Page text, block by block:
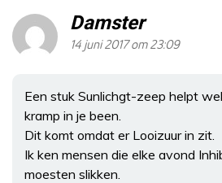
Damster
14 juni 2017 om 23:09
Een stuk Sunlichgt-zeep helpt
kramp in je been.
Dit komt omdat er Looizuur in zit.
Ik ken mensen die elke avond
moesten slikken.